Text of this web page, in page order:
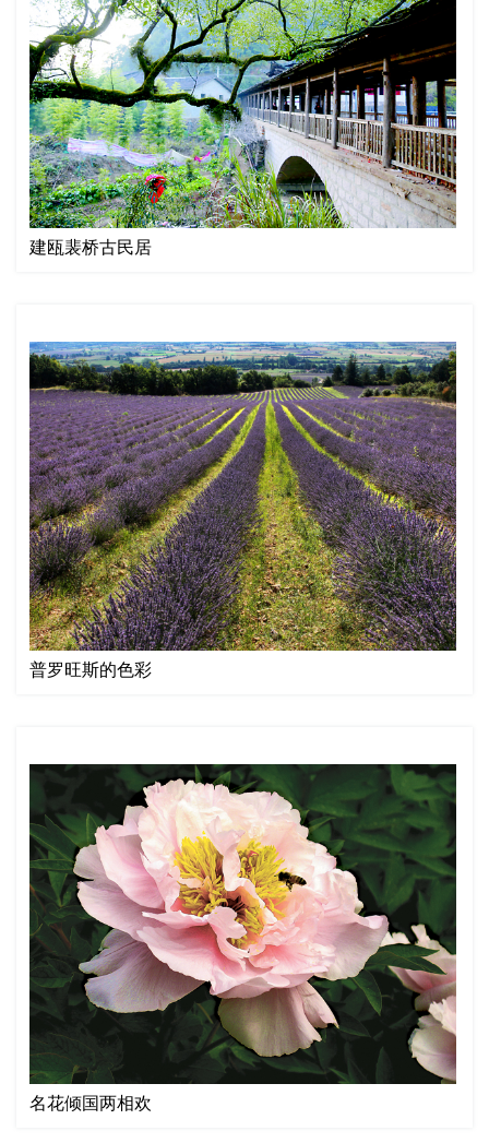
建瓯裴桥古民居
普罗旺斯的色彩
名花倾国两相欢